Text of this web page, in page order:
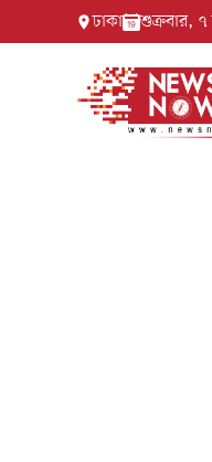
ঢাকা শুক্রবার,